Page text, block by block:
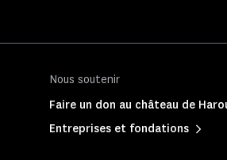
Nous soutenir
Faire un don au château de
Entreprises et fondations